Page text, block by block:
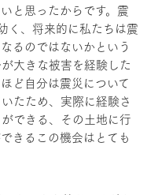
と思ったからです。震
く、将来的に私たちは震
るのではないかという
大きな被害を経験した
ど自分は震災について
たため、実際に経験さ
できる、その土地に行
きるこの機会はとても